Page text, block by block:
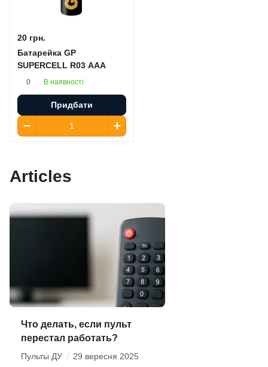
20 грн.
Батарейка GP
SUPERCELL R03 AAA
0 В наявності
Придбати
Articles
Что делать, если пульт
перестал работать?
Пульты ДУ / 29 вересня 2025